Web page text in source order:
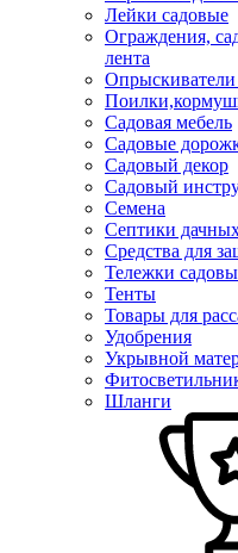
Лейки садовые
Ограждения,
лента
Опрыскиватели
Садовая мебель
Садовые
Садовый декор
Садовый
Семена
Септики
Средства для
Тележки
Тенты
Товары для
Удобрения
Укрывной
Шланги